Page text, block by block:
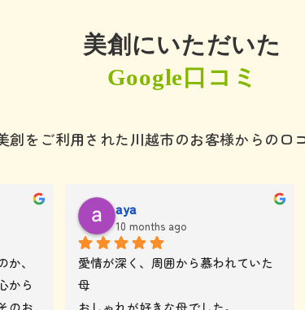
美創にいただいた
Google口コミ
創をご利用された川越市のお客様からの口
、
から
aya
10 months ago
愛情が深く、周囲から慕われていた
母